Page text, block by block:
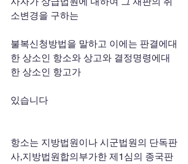
소변경을 구하는
불복신청방법을 말하고 이에는 판결에대
한 상소인 항소와 상고와 결정명령에대
한 상소인 항고가
있습니다
항소는 지방법원이나 시군법원의 단독판
사,지방법원합의부가한 제1심의 종국판